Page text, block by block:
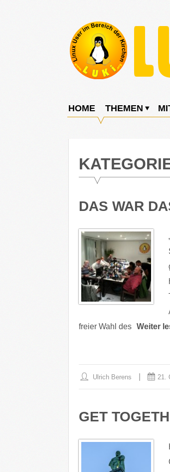
E.V.
User
Bereich
Kirchen
HOME THEMEN
DAS WAR
freier Wahl des Weiter
Ulrich Berens 21.
GET